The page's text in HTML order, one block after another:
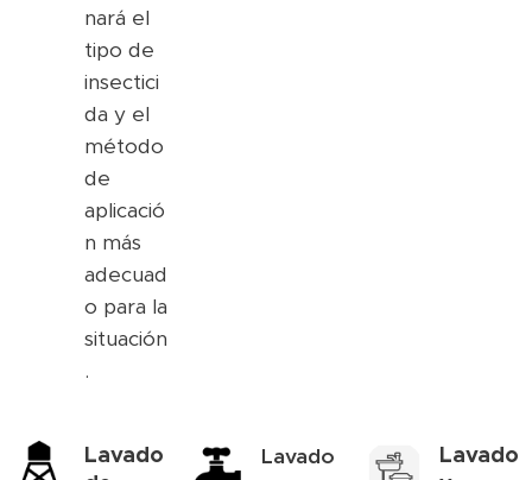
nará el
tipo de
insectici
da y el
método
de
aplicació
n más
adecuad
o para la
situación
.
Lavado
Lavado
Lavado